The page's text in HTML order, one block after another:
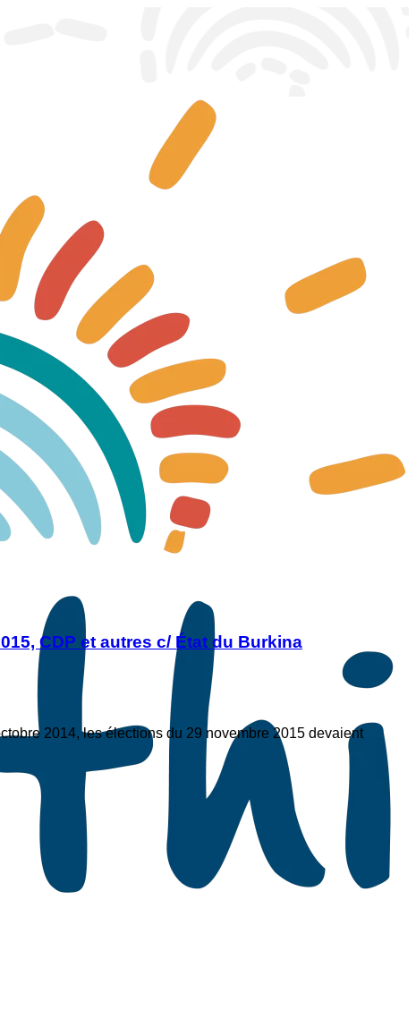
CDP et autres c/ État du Burkina
2014, les élections du 29 novembre 2015 devaient